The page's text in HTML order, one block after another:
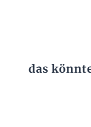
das